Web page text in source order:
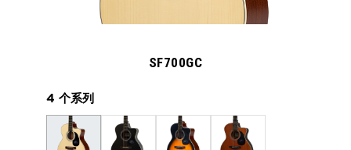
SF700GC
4 个系列